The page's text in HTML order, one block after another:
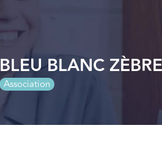
BLEU BLANC ZÈBRE
Association